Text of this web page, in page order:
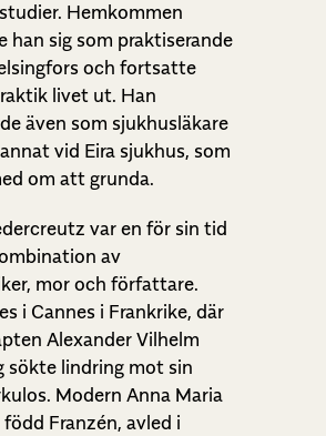
Hemkommen
han sig som praktiserande
och fortsatte
livet ut. Han
även som sjukhusläkare
vid Eira sjukhus, som
om att grunda.
var en för sin tid
av
mor och författare.
i Cannes i Frankrike, där
Alexander Vilhelm
sökte lindring mot sin
Modern Anna Maria
Franzén, avled i